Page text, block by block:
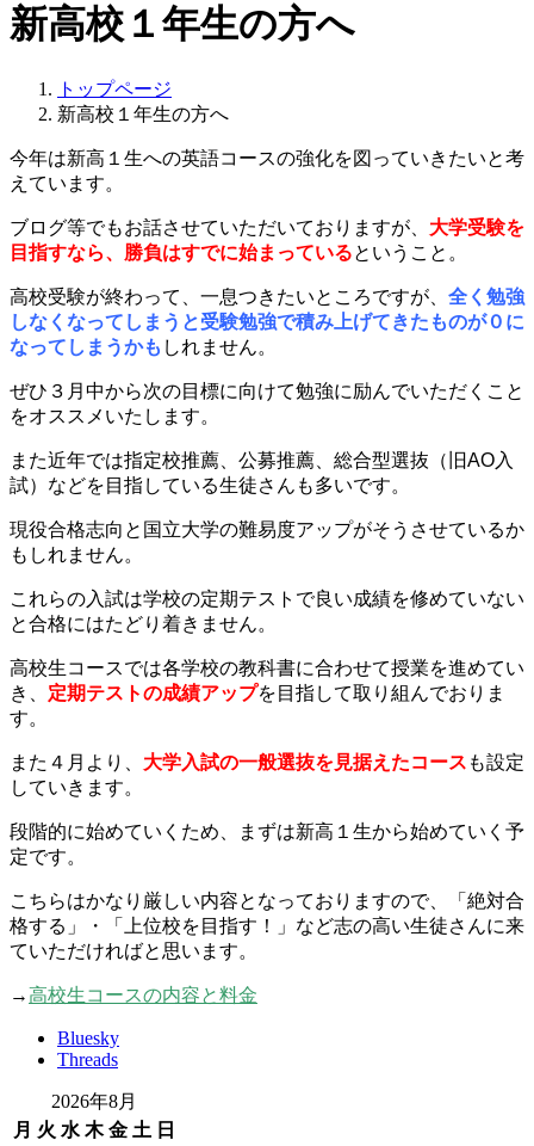
新高校１年生の方へ
トップページ
新高校１年生の方へ
今年は新高１生への英語コースの強化を図っていきたいと考
えています。
ブログ等でもお話させていただいておりますが、 大学受験を
目指すなら、勝負はすでに始まっているということ。
高校受験が終わって、一息つきたいところですが、 全く勉強
しなくなってしまうと受験勉強で積み上げてきたものが０に
なってしまうかも しれません。
ぜひ３月中から次の目標に向けて勉強に励んでいただくこと
をオススメいたします。
また近年では指定校推薦、公募推薦、総合型選抜（旧AO入
試）などを目指している生徒さんも多いです。
現役合格志向と国立大学の難易度アップがそうさせているか
もしれません。
これらの入試は学校の定期テストで良い成績を修めていない
と合格にはたどり着きません。
高校生コースでは各学校の教科書に合わせて授業を進めてい
き、 定期テストの成績アップを目指して取り組んでおりま
す。
また４月より、 大学入試の一般選抜を見据えたコース も設定
していきます。
段階的に始めていくため、まずは新高１生から始めていく予
定です。
こちらはかなり厳しい内容となっておりますので、「絶対合
格する」・「上位校を目指す！」など志の高い生徒さんに来
ていただければと思います。
→高校生コースの内容と料金
Bluesky
Threads
2026年8月
月 火 水 木 金 土 日